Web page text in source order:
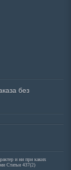
без
и ни при каких
Статьи 437(2)